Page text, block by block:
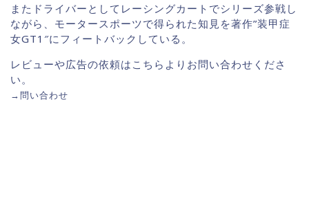
またドライバーとしてレーシングカートでシリーズ参戦し
ながら、モータースポーツで得られた知見を著作”装甲症
女GT1″にフィートバックしている。
レビューや広告の依頼はこちらよりお問い合わせくださ
い。
→問い合わせ